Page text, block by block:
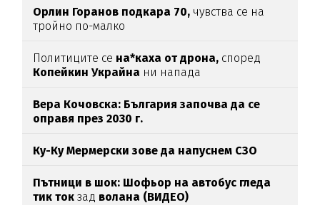
Орлин Горанов подкара 70, чувства се на
тройно по-малко
Политиците се на*каха от дрона, според
Копейкин Украйна ни напада
Вера Кочовска: България започва да се
оправя през 2030 г.
Ку-Ку Мермерски зове да напуснем СЗО
Пътници в шок: Шофьор на автобус гледа
тик ток зад волана (ВИДЕО)